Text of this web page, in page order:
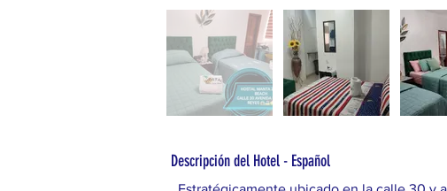
Descripción del Hotel - Español